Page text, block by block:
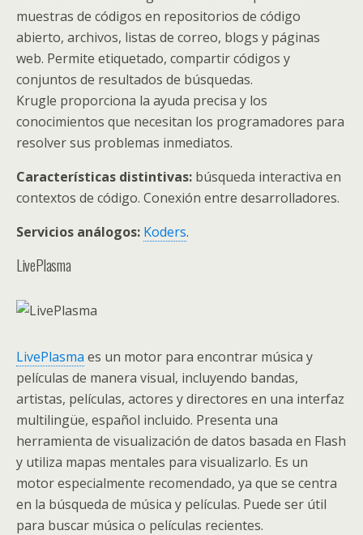
muestras de códigos en repositorios de código
abierto, archivos, listas de correo, blogs y páginas
web. Permite etiquetado, compartir códigos y
conjuntos de resultados de búsquedas.
Krugle proporciona la ayuda precisa y los
conocimientos que necesitan los programadores para
resolver sus problemas inmediatos.
Características distintivas: búsqueda interactiva en
contextos de código. Conexión entre desarrolladores.
Servicios análogos: Koders.
LivePlasma
LivePlasma es un motor para encontrar música y
películas de manera visual, incluyendo bandas,
artistas, películas, actores y directores en una interfaz
multilingüe, español incluido. Presenta una
herramienta de visualización de datos basada en Flash
y utiliza mapas mentales para visualizarlo. Es un
motor especialmente recomendado, ya que se centra
en la búsqueda de música y películas. Puede ser útil
para buscar música o películas recientes.